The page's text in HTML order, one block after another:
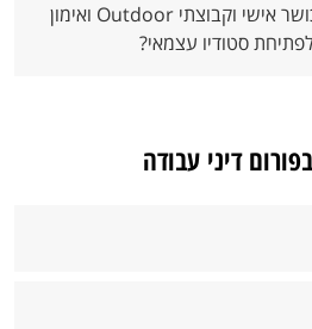
האם תעודת "מדריך כושר אישי וקבוצתי Outdoor ואימון
סטודיו עצמאי?
דיני עבודה